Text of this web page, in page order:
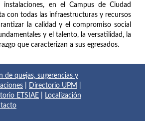
instalaciones, en el Campus de Ciudad
con todas las infraestructuras y recursos
la calidad y el compromiso social
y el talento, la versatilidad, la
que caracterizan a sus egresados.
de quejas, sugerencias y
Directorio UPM
ETSIAE
Localización